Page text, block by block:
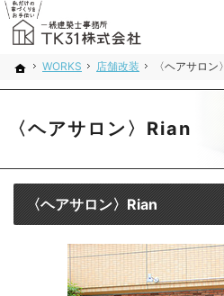
ホーム
WORKS 店舗改装 〈ヘアサロン
〈ヘアサロン〉Rian
お客様の想いを詰め込んだ家づくり。千葉市・
新築戸建て・注文住宅・自由設計・リノベーシ
〈ヘアサロン〉Rian